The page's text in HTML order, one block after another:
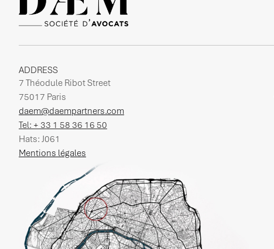
ADDRESS
7 Théodule Ribot Street
75017 Paris
daem@daempartners.com
Tel: + 33 1 58 36 16 50
Hats: J061
Mentions légales